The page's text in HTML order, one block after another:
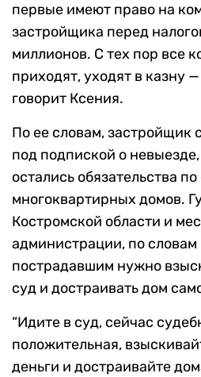
первые имеют право на
застройщика перед
миллионов. С тех пор все
приходят, уходят в казну
говорит Ксения.
По ее словам, застройщик
под подпиской о невыезде,
остались обязательства
многоквартирных домов.
Костромской области и
администрации, по словам
пострадавшим нужно
суд и достраивать дом
“Идите в суд, сейчас
положительная,
деньги и достраивайте